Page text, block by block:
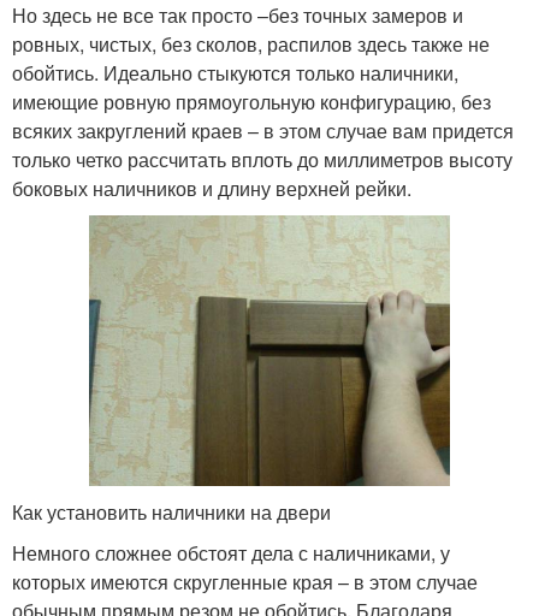
Но здесь не все так просто –без точных замеров и
ровных, чистых, без сколов, распилов здесь также не
обойтись. Идеально стыкуются только наличники,
имеющие ровную прямоугольную конфигурацию, без
всяких закруглений краев – в этом случае вам придется
только четко рассчитать вплоть до миллиметров высоту
боковых наличников и длину верхней рейки.
Как установить наличники на двери
Немного сложнее обстоят дела с наличниками, у
которых имеются скругленные края – в этом случае